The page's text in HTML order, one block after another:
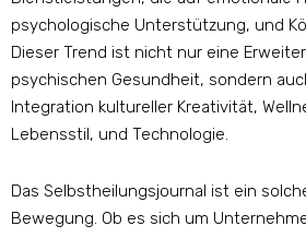
psychologische Unterstützung, und
Dieser Trend ist nicht nur eine
psychischen Gesundheit, sondern
Integration kultureller Kreativität,
Lebensstil, und Technologie.
Das Selbstheilungsjournal ist ein
Bewegung. Ob es sich um